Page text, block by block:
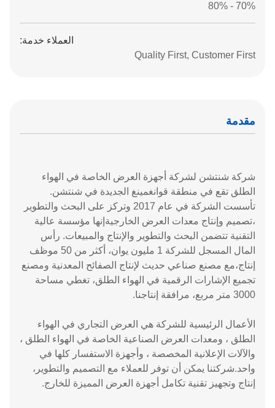
70% - 80%
العملاء خدمة:
Quality First, Customer First
مقدمة
شركة شنتشن لشركة أجهزة العرض الخاصة في الهواء
الطلق تقع في منطقة قوانغمينغ الجديدة في شنتشن.
تأسست الشركة في عام 2017 وتركز على البحث والتطوير
،تصميم وإنتاج معدات العرض الخارجيةإنها مؤسسة عالية
التقنية تتضمن البحث والتطوير والإنتاج والمبيعات. رأس
المال المسجل للشركة 1 مليون يوان، أكثر من 50 موظف
إنتاج،مع مصنع صناعي حديث لإنتاج الصفائح المعدنية ومصنع
تجميع الإشارات الرقمية في الهواء الطلق، تغطي مساحة
3000 متر مربع، مرافقة إنتاجنا.
الأعمال الرئيسية للشركة هي العرض التجاري في الهواء
الطلق ، ومعدات العرض الصناعية الخاصة في الهواء الطلق ،
والآلات الإعلانية المخصصة ، وأجهزة الاستفسار كلها في
واحد.شركتنا يمكن أن توفر للعملاء مع التصميم والتطوير،
إنتاج وتجهيز تقنية تكامل أجهزة العرض المميزة للخارج.